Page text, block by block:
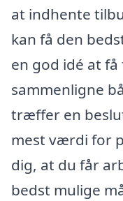
at indhente
kan få den
en god idé at
sammenligne
træffer en
mest værdi for
dig, at du får
bedst mulige